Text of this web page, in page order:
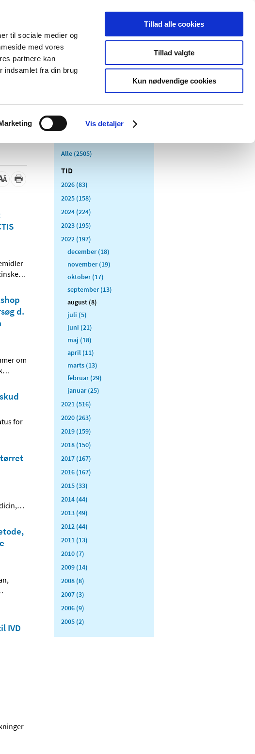
til sociale medier og
med vores
partnere kan
indsamlet fra din brug
Vis detaljer
Tillad alle cookies
Tillad valgte
Kun nødvendige cookies
Udgivelser
Medicinsk
Særlige
produktområder
…
d.
om
…
for
…
IVD
Alle (2505)
TID
2026 (83)
2025 (158)
2024 (224)
2023 (195)
2022 (197)
december (18)
november (19)
oktober (17)
september (13)
august (8)
juli (5)
juni (21)
maj (18)
april (11)
marts (13)
februar (29)
januar (25)
2021 (516)
2020 (263)
2019 (159)
2018 (150)
2017 (167)
2016 (167)
2015 (33)
2014 (44)
2013 (49)
2012 (44)
2011 (13)
2010 (7)
2009 (14)
2008 (8)
2007 (3)
2006 (9)
2005 (2)